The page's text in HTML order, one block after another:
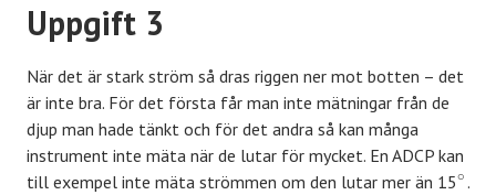
Uppgift 3
När det är stark ström så dras riggen ner mot botten – det
är inte bra. För det första får man inte mätningar från de
djup man hade tänkt och för det andra så kan många
instrument inte mäta när de lutar för mycket. En ADCP kan
till exempel inte mäta strömmen om den lutar mer än 15∘.